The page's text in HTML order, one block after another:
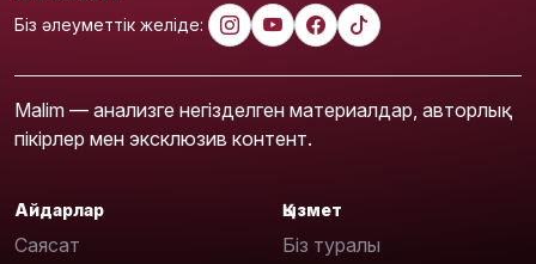
Біз әлеуметтік желіде:
Malim — анализге негізделген материалдар, авторлық
пікірлер мен эксклюзив контент.
Айдарлар
Саясат
Қызмет
Біз туралы